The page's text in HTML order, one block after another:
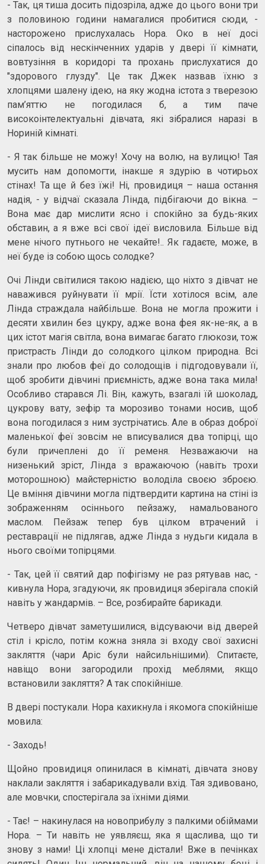
- Так, ця тиша досить підозріла, адже до цього вони три
з половиною години намагалися пробитися сюди, -
насторожено прислухалась Нора. Око в неї досі
сіпалось від нескінченних ударів у двері її кімнати,
вовтузіння в коридорі та прохань прислухатися до
"здорового глузду". Це так Джек назвав їхню з
хлопцями шалену ідею, на яку жодна істота з тверезою
пам’яттю не погодилася б, а тим паче
високоінтелектуальні дівчата, які зібралися наразі в
Нориній кімнаті.
- Я так більше не можу! Хочу на волю, на вулицю! Тая
мусить нам допомогти, інакше я здурію в чотирьох
стінах! Та ще й без їжі! Ні, провидиця – наша остання
надія, - у відчаї сказала Лінда, підбігаючи до вікна. –
Вона має дар мислити ясно і спокійно за будь-яких
обставин, а я вже всі свої ідеї висловила. Більше від
мене нічого путнього не чекайте!.. Як гадаєте, може, в
неї буде із собою щось солодке?
Очі Лінди світилися такою надією, що ніхто з дівчат не
наважився руйнувати її мрії. Їсти хотілося всім, але
Лінда страждала найбільше. Вона не могла прожити і
десяти хвилин без цукру, адже вона фея як-не-як, а в
цих істот магія світла, вона вимагає багато глюкози, тож
пристрасть Лінди до солодкого цілком природна. Всі
знали про любов феї до солодощів і підгодовували її,
щоб зробити дівчині приємність, адже вона така мила!
Особливо старався Лі. Він, кажуть, взагалі їй шоколад,
цукрову вату, зефір та морозиво тонами носив, щоб
вона погодилася з ним зустрічатись. Але в образ доброї
маленької феї зовсім не вписувалися два топірці, що
були причеплені до її ременя. Незважаючи на
низенький зріст, Лінда з вражаючою (навіть трохи
моторошною) майстерністю володіла своєю зброєю.
Це вміння дівчини могла підтвердити картина на стіні із
зображенням осіннього пейзажу, намальованого
маслом. Пейзаж тепер був цілком втрачений і
реставрації не підлягав, адже Лінда з нудьги кидала в
нього своїми топірцями.
- Так, цей її святий дар пофігізму не раз рятував нас, -
кивнула Нора, згадуючи, як провидиця зберігала спокій
навіть у жандармів. – Все, розбирайте барикади.
Четверо дівчат заметушилися, відсуваючи від дверей
стіл і крісло, потім кожна зняла зі входу свої захисні
закляття (чари Аріс були найсильнішими). Спитаєте,
навіщо вони загородили прохід меблями, якщо
встановили закляття? А так спокійніше.
В двері постукали. Нора кахикнула і якомога спокійніше
мовила:
- Заходь!
Щойно провидиця опинилася в кімнаті, дівчата знову
наклали закляття і забарикадували вхід. Тая здивовано,
але мовчки, спостерігала за їхніми діями.
- Тає! – накинулася на новоприбулу з палкими обіймами
Нора. – Ти навіть не уявляєш, яка я щаслива, що ти
знову з нами! Ці хлопці мене дістали! Вже в печінках